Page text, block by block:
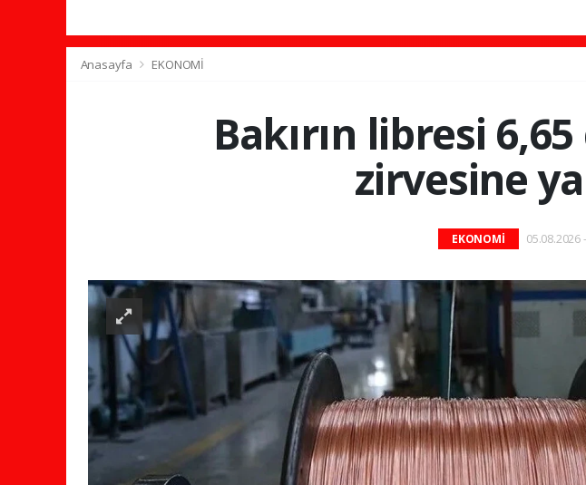
Anasayfa EKONOMİ
Bakırın libresi
zirvesine
EKONOMİ 05.08.2026